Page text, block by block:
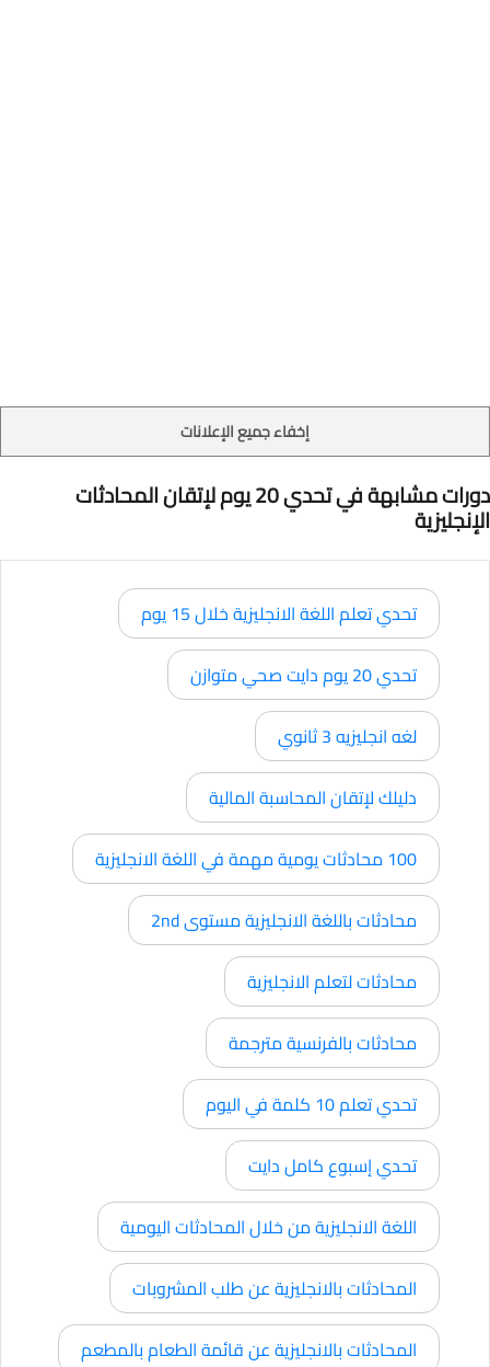
إخفاء جميع الإعلانات
دورات مشابهة في تحدي 20 يوم لإتقان المحادثات
الإنجليزية
تحدي تعلم اللغة الانجليزية خلال 15 يوم
تحدي 20 يوم دايت صحي متوازن
لغه انجليزيه 3 ثانوي
دليلك لإتقان المحاسبة المالية
100 محادثات يومية مهمة في اللغة الانجليزية
محادثات باللغة الانجليزية مستوى 2nd
محادثات لتعلم الانجليزية
محادثات بالفرنسية مترجمة
تحدي تعلم 10 كلمة في اليوم
تحدي إسبوع كامل دايت
اللغة الانجليزية من خلال المحادثات اليومية
المحادثات بالانجليزية عن طلب المشروبات
المحادثات بالانجليزية عن قائمة الطعام بالمطعم